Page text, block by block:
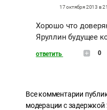
17 октября 2013 в
Хорошо что
Яруллин будущее
ответить 0
Все комментарии
модерации с задержкой